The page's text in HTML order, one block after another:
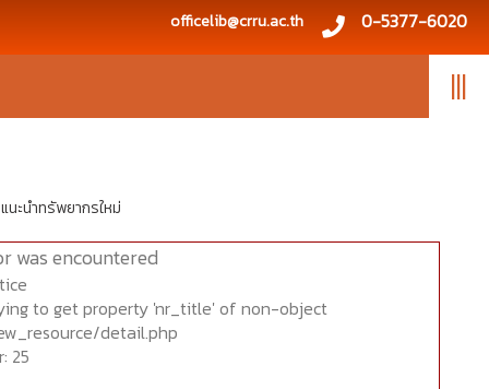
officelib@crru.ac.th 0-5377-6020
|||
นะนำทรัพยากรใหม่
was encountered
to get property 'nr_title' of non-object
detail.php
25